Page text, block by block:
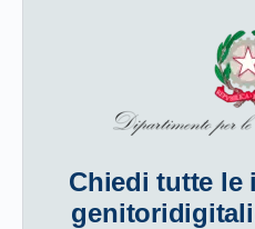
Chiedi tutte le